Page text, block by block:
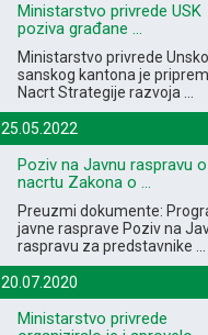
Ministarstvo privrede USK
poziva građane ...
Ministarstvo privrede
sanskog kantona je
Nacrt Strategije razvoja ...
25.05.2022
Poziv na Javnu raspravu o
nacrtu Zakona o ...
Preuzmi dokumente:
javne rasprave Poziv na
raspravu za predstavnike ...
20.07.2020
Ministarstvo privrede